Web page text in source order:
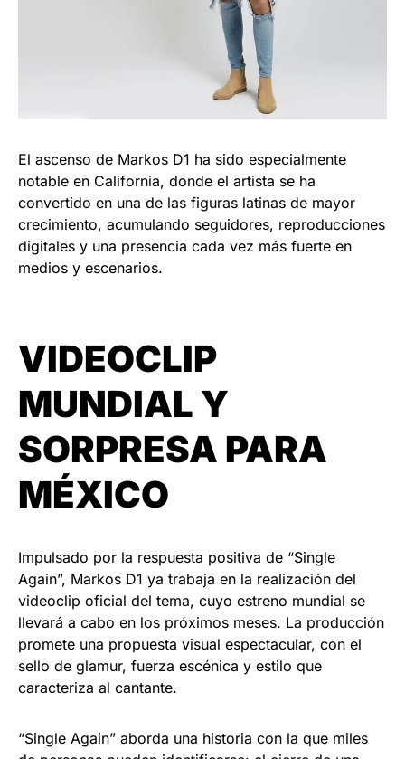
El ascenso de Markos D1 ha sido especialmente
notable en California, donde el artista se ha
convertido en una de las figuras latinas de mayor
crecimiento, acumulando seguidores, reproducciones
digitales y una presencia cada vez más fuerte en
medios y escenarios.
VIDEOCLIP
MUNDIAL Y
SORPRESA PARA
MÉXICO
Impulsado por la respuesta positiva de “Single
Again”, Markos D1 ya trabaja en la realización del
videoclip oficial del tema, cuyo estreno mundial se
llevará a cabo en los próximos meses. La producción
promete una propuesta visual espectacular, con el
sello de glamur, fuerza escénica y estilo que
caracteriza al cantante.
“Single Again” aborda una historia con la que miles